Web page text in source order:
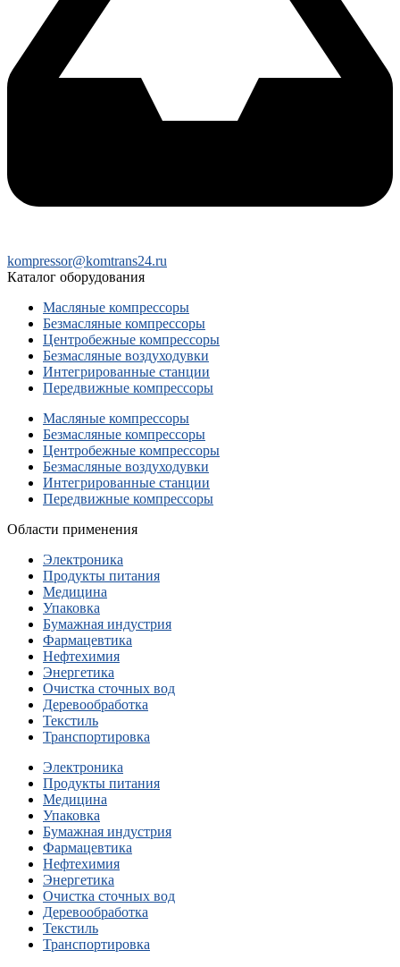
kompressor@komtrans24.ru
Каталог оборудования
Масляные компрессоры
Безмасляные компрессоры
Центробежные компрессоры
Безмасляные воздуходувки
Интегрированные станции
Передвижные компрессоры
Масляные компрессоры
Безмасляные компрессоры
Центробежные компрессоры
Безмасляные воздуходувки
Интегрированные станции
Передвижные компрессоры
Области применения
Электроника
Продукты питания
Медицина
Упаковка
Бумажная индустрия
Фармацевтика
Нефтехимия
Энергетика
Очистка сточных вод
Деревообработка
Текстиль
Транспортировка
Электроника
Продукты питания
Медицина
Упаковка
Бумажная индустрия
Фармацевтика
Нефтехимия
Энергетика
Очистка сточных вод
Деревообработка
Текстиль
Транспортировка